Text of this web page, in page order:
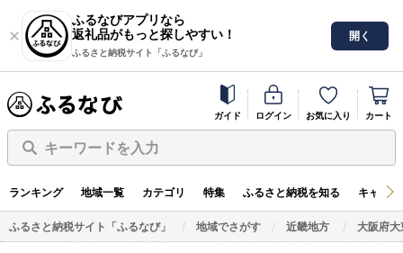
ふるなびアプリなら
返礼品がもっと探しやすい！
ふるさと納税サイト「ふるなび」
開く
ガイド ログイン お気に入り カート
キーワードを入力
ランキング 地域一覧 カテゴリ 特集 ふるさと納税を知る キャン
ふるさと納税サイト「ふるなび」 地域でさがす 近畿地方 大阪府大